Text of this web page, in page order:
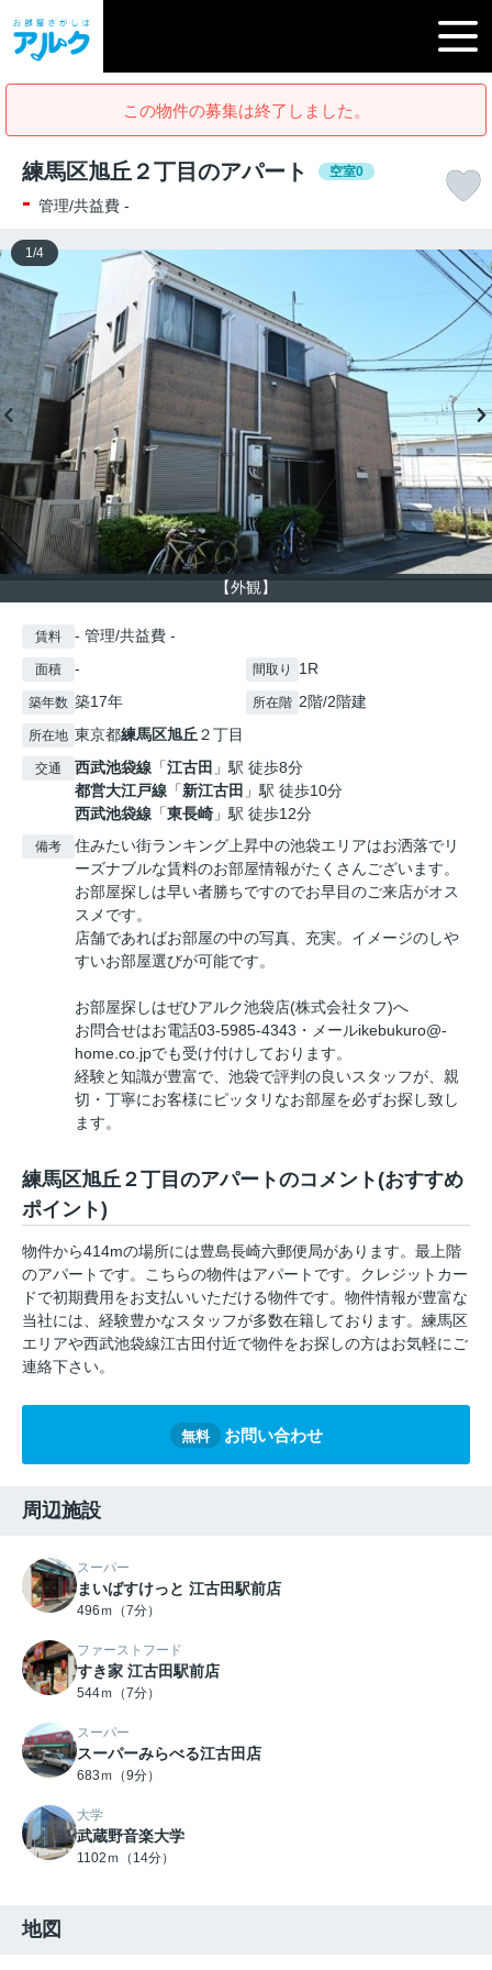
この物件の募集は終了しました。
練馬区旭丘２丁目のアパート 空室0
- 管理/共益費 -
【外観】
1 /4
賃料 - 管理/共益費 -
面積 - 間取り 1R
築年数 築17年 所在階 2階/2階建
所在地 東京都練馬区旭丘 ２丁目
交通 西武池袋線 「江古田 」駅 徒歩8分
都営大江戸線 「新江古田 」駅 徒歩10分
西武池袋線 「東長崎 」駅 徒歩12分
備考
住みたい街ランキング上昇中の池袋エリアはお洒落でリ
ーズナブルな賃料のお部屋情報がたくさんございます。
お部屋探しは早い者勝ちですのでお早目のご来店がオス
スメです。
店舗であればお部屋の中の写真、充実。イメージのしや
すいお部屋選びが可能です。
お部屋探しはぜひアルク池袋店(株式会社タフ)へ
お問合せはお電話03-5985-4343・メールikebukuro@-
home.co.jpでも受け付けしております。
経験と知識が豊富で、池袋で評判の良いスタッフが、親
切・丁寧にお客様にピッタリなお部屋を必ずお探し致し
ます。
練馬区旭丘２丁目のアパートのコメント(おすすめ
ポイント)
物件から414mの場所には豊島長崎六郵便局があります。最上階
のアパートです。こちらの物件はアパートです。クレジットカー
ドで初期費用をお支払いいただける物件です。物件情報が豊富な
当社には、経験豊かなスタッフが多数在籍しております。練馬区
エリアや西武池袋線江古田付近で物件をお探しの方はお気軽にご
連絡下さい。
無料 お問い合わせ
周辺施設
スーパー
まいばすけっと 江古田駅前店
496ｍ（7分）
ファーストフード
すき家 江古田駅前店
544ｍ（7分）
スーパー
スーパーみらべる江古田店
683ｍ（9分）
大学
武蔵野音楽大学
1102ｍ（14分）
地図